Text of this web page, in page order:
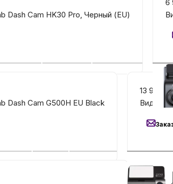
Красота
Сумки и
Для
Dash Cam HK30 Pro, Черный (EU)
6
Dash Cam G500H EU Black
13 990
₽
11 990